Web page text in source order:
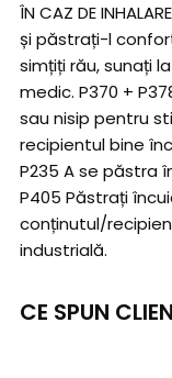
ÎN CAZ DE
și păstrați-l
simțiți rău, sunați la
medic. P370 +
sau nisip pentru
recipientul bine
P235 A se păstra
P405 Păstrați
conținutul/
industrială.
CE SPUN